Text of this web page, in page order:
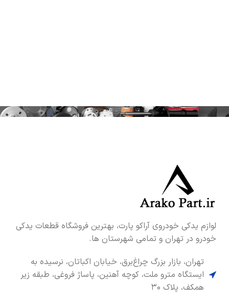
لوازم یدکی خودروی آراکو پارت، بهترین فروشگاه قطعات یدکی
خودرو در تهران و تمامی شهرستان ها.
تهران، بازار بزرگ چراغ‌برق، خیابان اکباتان، نرسیده به
ایستگاه مترو ملت، کوچه آهنین، پاساژ فروغی، طبقه زیر
همکف، پلاک ۳۰